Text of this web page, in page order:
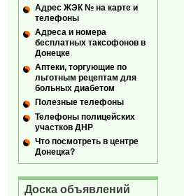
Адрес ЖЭК № на карте и
телефоны
Адреса и номера
бесплатных таксофонов в
Донецке
Аптеки, торгующие по
льготным рецептам для
больных диабетом
Полезные телефоны
Телефоны полицейских
участков ДНР
Что посмотреть в центре
Донецка?
Доска объявлений